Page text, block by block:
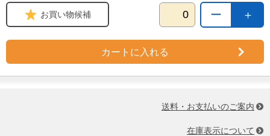
＋
ー
お買い物候補
カートに入れる
送料・お支払いのご案内
在庫表示について